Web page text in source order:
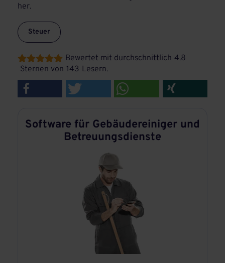
her.
Steuer
 Bewertet mit durchschnittlich 4.8
Sternen von 143 Lesern.
Software für Gebäudereiniger und
Betreuungsdienste